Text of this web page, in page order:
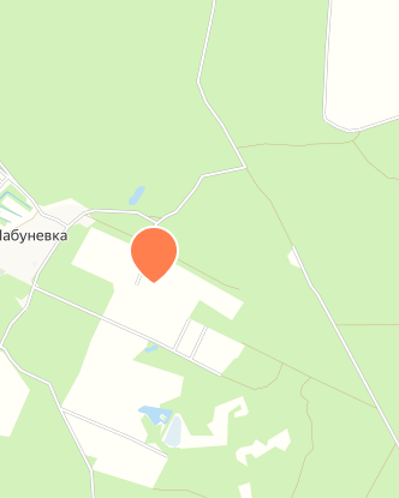
молочно-белой глазурью.
глазурью, потолок
черновая доска и покрыта ДВП.